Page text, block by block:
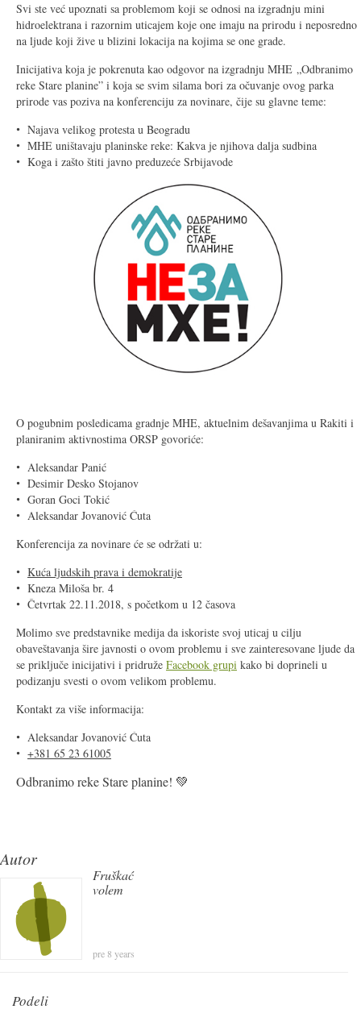
Svi ste već upoznati sa problemom koji se odnosi na izgradnju mini
hidroelektrana i razornim uticajem koje one imaju na prirodu i neposredno
na ljude koji žive u blizini lokacija na kojima se one grade.
Inicijativa koja je pokrenuta kao odgovor na izgradnju MHE „Odbranimo
reke Stare planine” i koja se svim silama bori za očuvanje ovog parka
prirode vas poziva na konferenciju za novinare, čije su glavne teme:
Najava velikog protesta u Beogradu
MHE uništavaju planinske reke: Kakva je njihova dalja sudbina
Koga i zašto štiti javno preduzeće Srbijavode
O pogubnim posledicama gradnje MHE, aktuelnim dešavanjima u Rakiti i
planiranim aktivnostima ORSP govoriće:
Aleksandar Panić
Desimir Desko Stojanov
Goran Goci Tokić
Aleksandar Jovanović Ćuta
Konferencija za novinare će se održati u:
Kuća ljudskih prava i demokratije
Kneza Miloša br. 4
Četvrtak 22.11.2018, s početkom u 12 časova
Molimo sve predstavnike medija da iskoriste svoj uticaj u cilju
obaveštavanja šire javnosti o ovom problemu i sve zainteresovane ljude da
se priključe inicijativi i pridruže Facebook grupi kako bi doprineli u
podizanju svesti o ovom velikom problemu.
Kontakt za više informacija:
Aleksandar Jovanović Ćuta
+381 65 23 61005
Odbranimo reke Stare planine! 💚
Autor
Fruškać
volem
pre 8 years
Podeli